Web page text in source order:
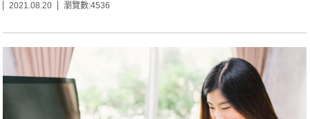
2021.08.20
瀏覽數:4536